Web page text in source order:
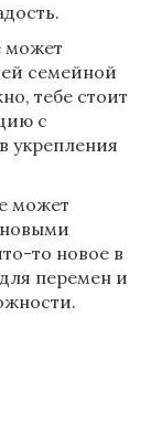
может
семейной
тебе стоит
с
укрепления
может
новыми
то новое в
перемен и